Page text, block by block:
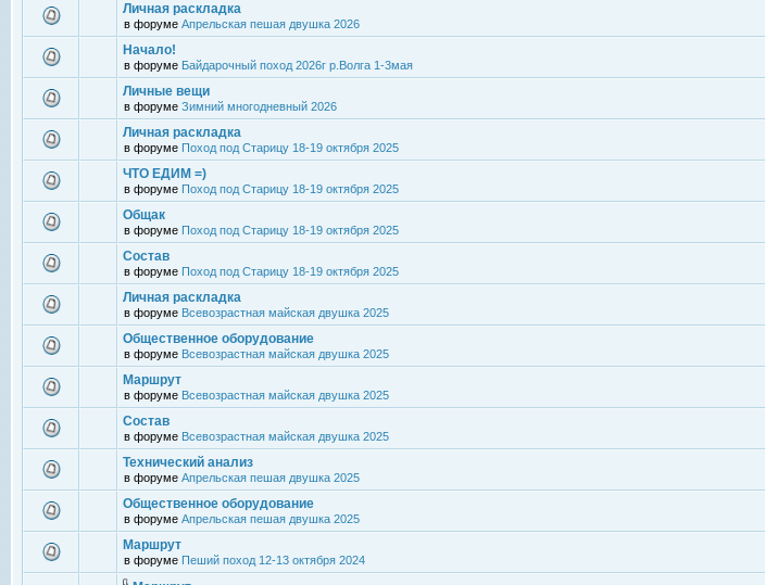
Личная раскладка
в форуме Апрельская пешая двушка 2026
Начало!
в форуме Байдарочный поход 2026г р.Волга 1-3мая
Личные вещи
в форуме Зимний многодневный 2026
Личная раскладка
в форуме Поход под Старицу 18-19 октября 2025
ЧТО ЕДИМ =)
в форуме Поход под Старицу 18-19 октября 2025
Общак
в форуме Поход под Старицу 18-19 октября 2025
Состав
в форуме Поход под Старицу 18-19 октября 2025
Личная раскладка
в форуме Всевозрастная майская двушка 2025
Общественное оборудование
в форуме Всевозрастная майская двушка 2025
Маршрут
в форуме Всевозрастная майская двушка 2025
Состав
в форуме Всевозрастная майская двушка 2025
Технический анализ
в форуме Апрельская пешая двушка 2025
Общественное оборудование
в форуме Апрельская пешая двушка 2025
Маршрут
в форуме Пеший поход 12-13 октября 2024